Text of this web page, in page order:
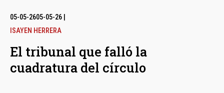
05-05-2605-05-26
ISAYEN HERRERA
El tribunal que falló la
cuadratura del círculo